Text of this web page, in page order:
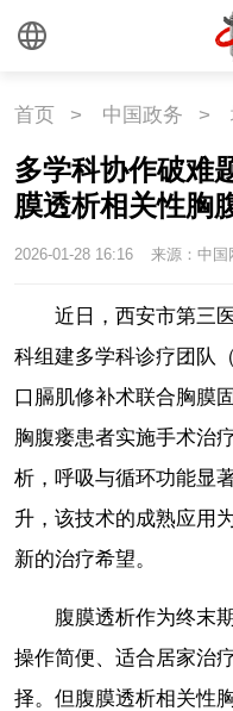
首页 > 中国政务 >
多学科协作破难
膜透析相关性胸
2026-01-28 16:16 来源：中国
近日，西安市第三
科组建多学科诊疗团队
口膈肌修补术联合胸膜
胸腹瘘患者实施手术治
析，呼吸与循环功能显
升，该技术的成熟应用
新的治疗希望。
腹膜透析作为终末
操作简便、适合居家治
择。但腹膜透析相关性